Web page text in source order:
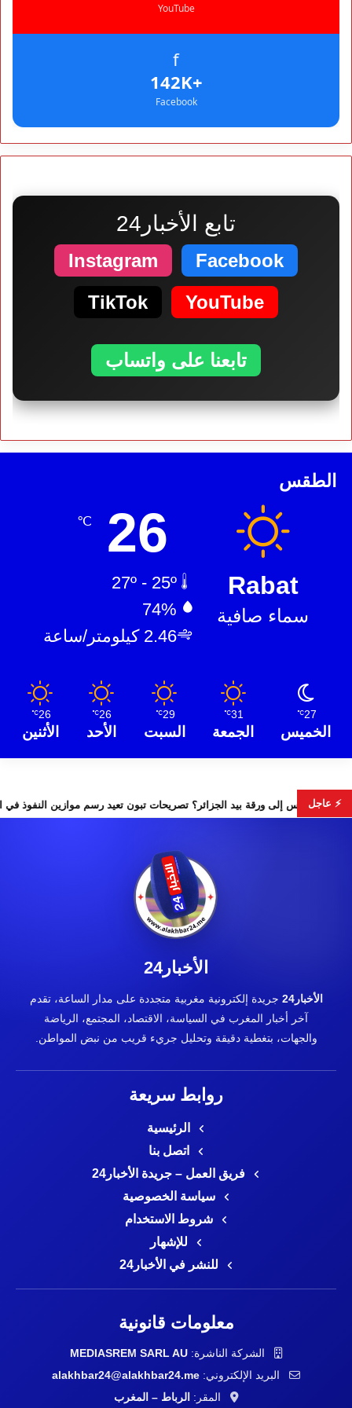
YouTube
f
+142K
Facebook
تابع الأخبار24
Facebook
Instagram
YouTube
TikTok
تابعنا على واتساب
الطقس
Rabat
سماء صافية
26
℃
74%
2.46 كيلومتر/ساعة
27
℃
الخميس
31
℃
الجمعة
29
℃
السبت
26
℃
الأحد
26
℃
الأثنين
⚡ عاجل هل تتحول تونس إلى ورقة بيد الجزائر؟ تصريحات تبون تعيد رسم
الأخبار24
الأخبار24
جريدة إلكترونية مغربية متجددة على مدار الساعة، تقدم
آخر أخبار المغرب في السياسة، الاقتصاد، المجتمع، الرياضة
والجهات، بتغطية دقيقة وتحليل جريء قريب من نبض المواطن.
روابط سريعة
الرئيسية
اتصل بنا
فريق العمل – جريدة الأخبار24
سياسة الخصوصية
شروط الاستخدام
للإشهار
للنشر في الأخبار24
معلومات قانونية
الشركة الناشرة:MEDIASREM SARL AU
البريد الإلكتروني: alakhbar24@alakhbar24.me
المقر:الرباط – المغرب